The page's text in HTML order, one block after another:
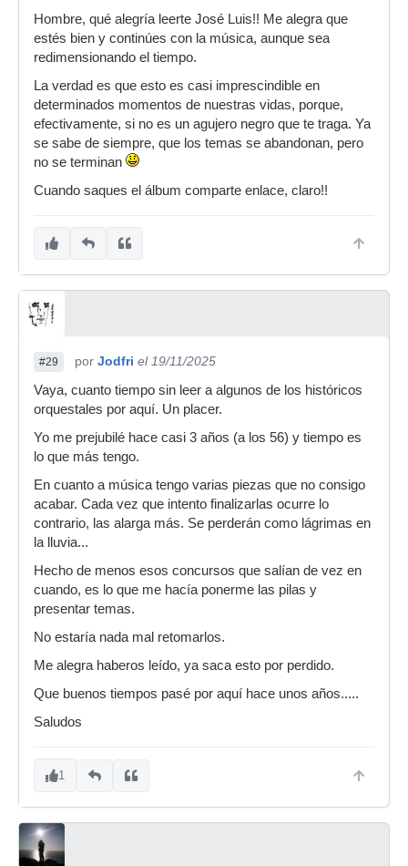
Hombre, qué alegría leerte José Luis!! Me alegra que
estés bien y continúes con la música, aunque sea
redimensionando el tiempo.
La verdad es que esto es casi imprescindible en
determinados momentos de nuestras vidas, porque,
efectivamente, si no es un agujero negro que te traga. Ya
se sabe de siempre, que los temas se abandonan, pero
no se terminan
Cuando saques el álbum comparte enlace, claro!!
#29 por Jodfri el 19/11/2025
Vaya, cuanto tiempo sin leer a algunos de los históricos
orquestales por aquí. Un placer.
Yo me prejubilé hace casi 3 años (a los 56) y tiempo es
lo que más tengo.
En cuanto a música tengo varias piezas que no consigo
acabar. Cada vez que intento finalizarlas ocurre lo
contrario, las alarga más. Se perderán como lágrimas en
la lluvia...
Hecho de menos esos concursos que salían de vez en
cuando, es lo que me hacía ponerme las pilas y
presentar temas.
No estaría nada mal retomarlos.
Me alegra haberos leído, ya saca esto por perdido.
Que buenos tiempos pasé por aquí hace unos años.....
Saludos
1